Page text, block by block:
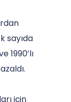
sayıda
1990’lı
için